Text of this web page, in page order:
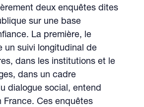
deux enquêtes dites
sur une base
La première, le
un suivi longitudinal de
dans les institutions et le
dans un cadre
dialogue social, entend
Ces enquêtes